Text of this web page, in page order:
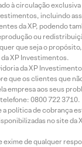
à circulação exclusiva
incluindo
da XP, podendo
ou
que seja o
XP Investimentos.
da XP
que os clientes que
empresa aos seus
0800 722 3710.
a política de cobrança
no site da
exime de qualquer